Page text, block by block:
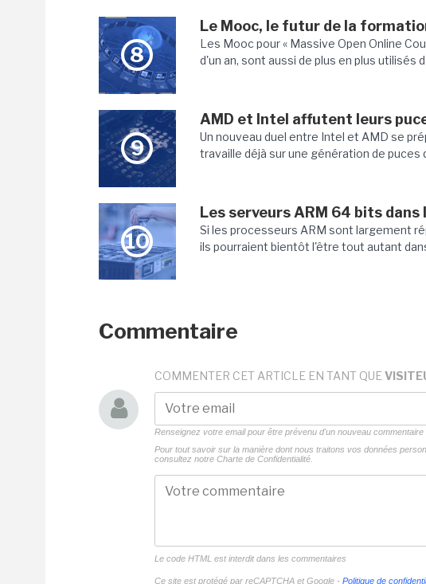
8
Le Mooc, le futur de la
Les Mooc pour « Massive Open Online
d'un an, sont aussi de plus en plus utilisés
9
AMD et Intel affutent leurs
Un nouveau duel entre Intel et AMD se
travaille déjà sur une génération de puces
10
Les serveurs ARM 64 bits
Si les processeurs ARM sont largement
ils pourraient bientôt l'être tout autant
Commentaire
COMMENTER CET ARTICLE EN TANT QUE
Renseignez votre email pour être prévenu d'un nouveau commentaire
Pour tout savoir sur la manière dont nous traitons vos données
consultez notre Charte de Confidentialité.
Le code HTML est interdit dans les commentaires
Ce site est protégé par reCAPTCHA et Google - Politique de